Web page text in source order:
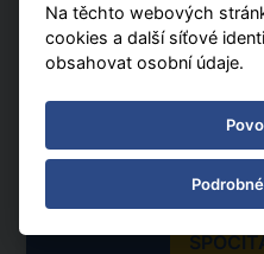
Stravování
All Inclusive
od 31 247
Na těchto webových
cookies a další síťové
obsahovat osobní údaje.